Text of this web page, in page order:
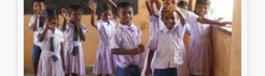
ガザ地区での公園の緑化を通じた支援事業
ガザ地区における被災住民への緊急支援
ガザ地区酪農を通した女性グループの生計支援